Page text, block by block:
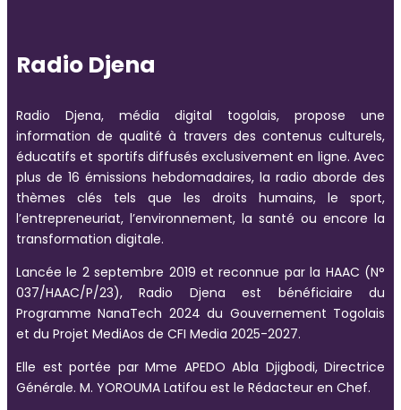
Radio Djena
Radio Djena, média digital togolais, propose une
information de qualité à travers des contenus culturels,
éducatifs et sportifs diffusés exclusivement en ligne. Avec
plus de 16 émissions hebdomadaires, la radio aborde des
thèmes clés tels que les droits humains, le sport,
l’entrepreneuriat, l’environnement, la santé ou encore la
transformation digitale.
Lancée le 2 septembre 2019 et reconnue par la HAAC (N°
037/HAAC/P/23), Radio Djena est bénéficiaire du
Programme NanaTech 2024 du Gouvernement Togolais
et du Projet MediAos de CFI Media 2025-2027.
Elle est portée par Mme APEDO Abla Djigbodi, Directrice
Générale. M. YOROUMA Latifou est le Rédacteur en Chef.